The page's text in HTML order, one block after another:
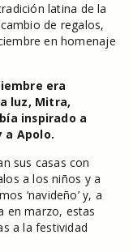
latina de la
de regalos,
en homenaje
era
luz, Mitra,
inspirado a
a Apolo.
sus casas con
a los niños y a
‘navideño’ y, a
en marzo, estas
a la festividad